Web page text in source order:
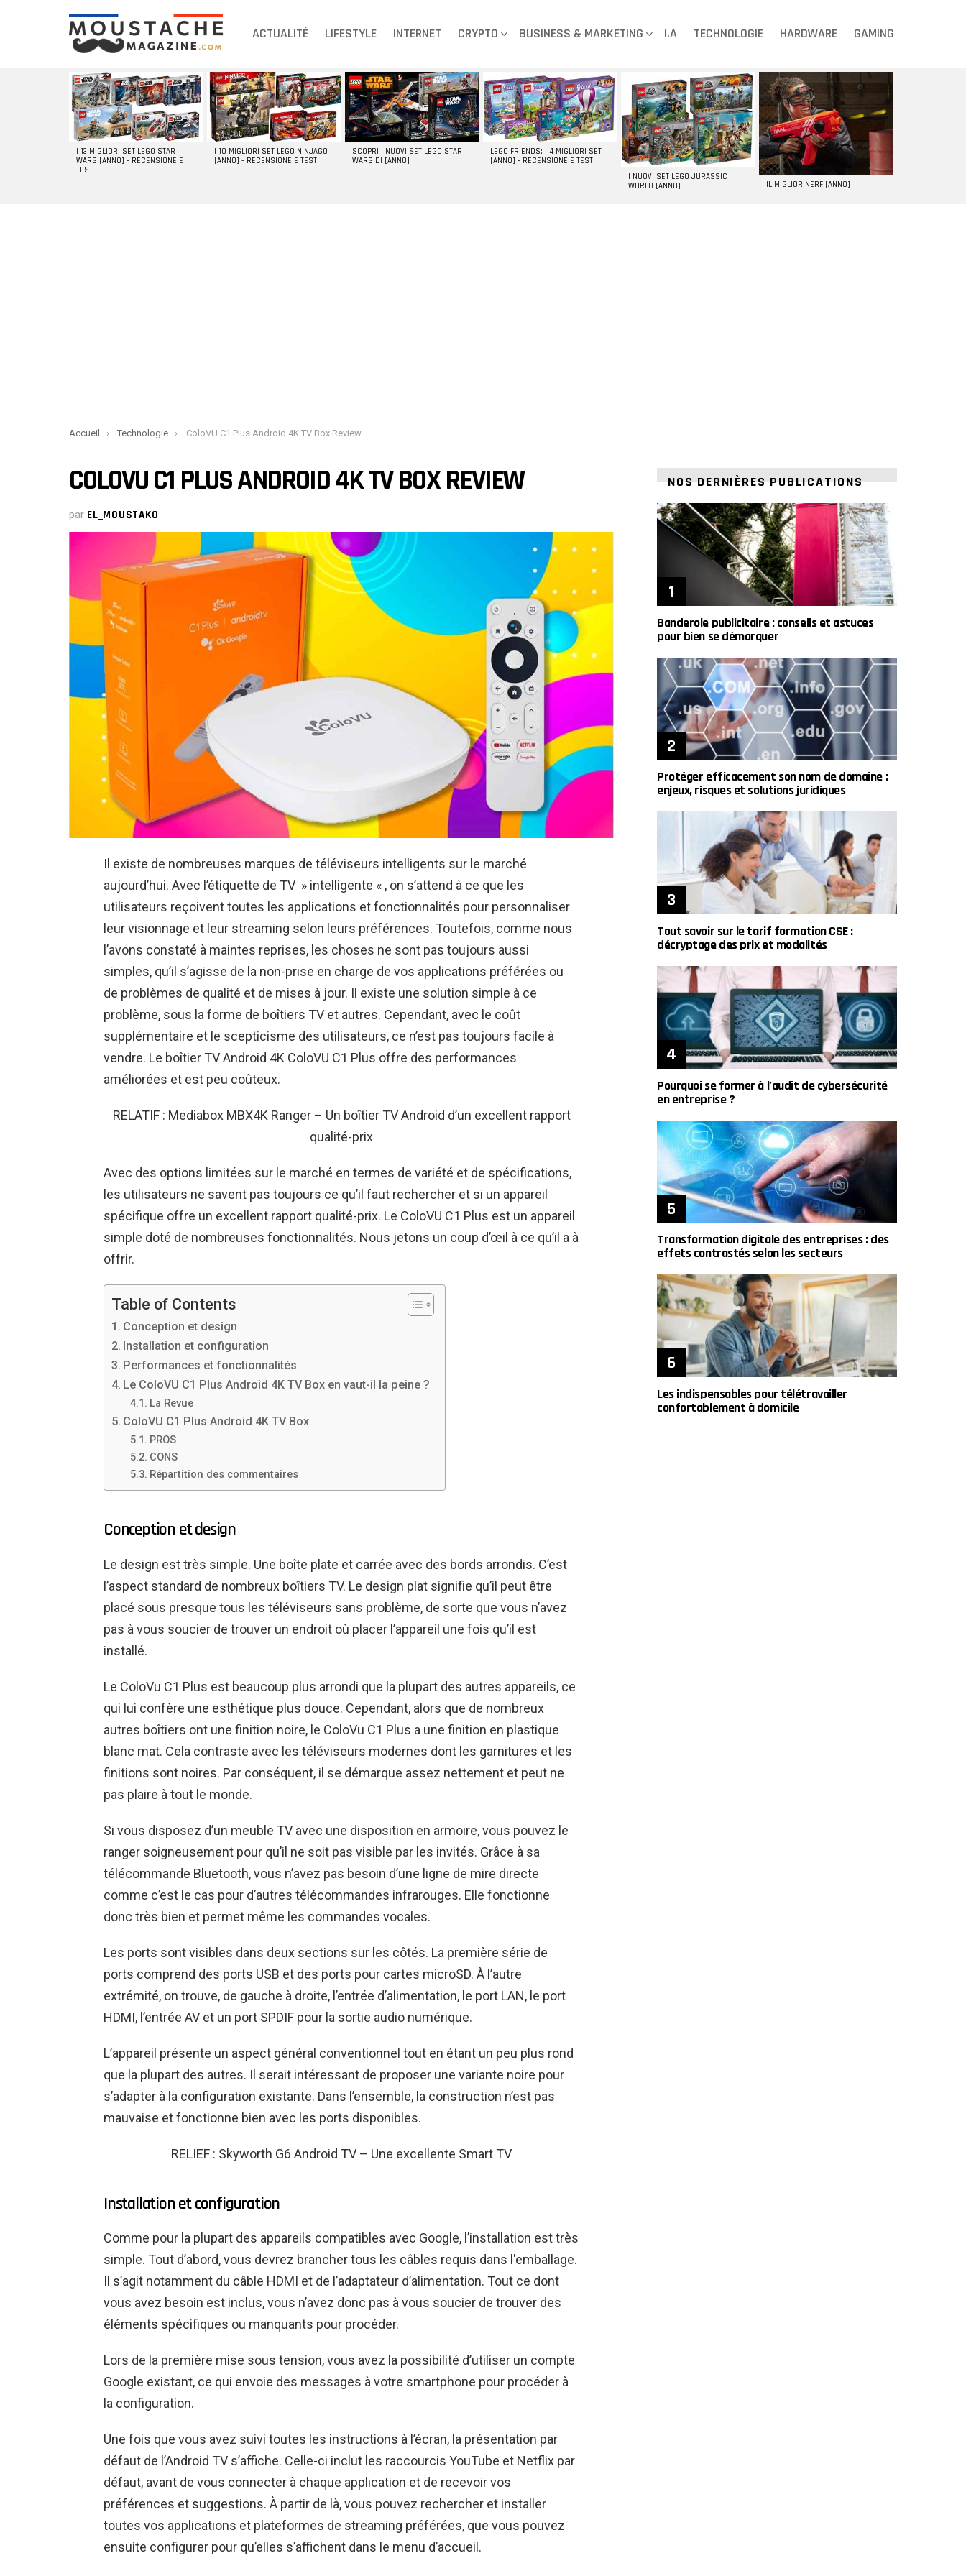
ACTUALITÉ LIFESTYLE INTERNET CRYPTO BUSINESS & MARKETING I.A TECHNOLOGIE HARDWARE GAMING
DERNIERS
ARTICLES
I 13 MIGLIORI SET LEGO STAR
WARS [ANNO] – RECENSIONE E
TEST
I 10 MIGLIORI SET LEGO NINJAGO
[ANNO] – RECENSIONE E TEST
SCOPRI I NUOVI SET LEGO STAR
WARS DI [ANNO]
LEGO FRIENDS: I 4 MIGLIORI SET
[ANNO] – RECENSIONE E TEST
I NUOVI SET LEGO JURASSIC
WORLD [ANNO]
IL MIGLIOR NERF [ANNO]
You are here:
Accueil Technologie ColoVU C1 Plus Android 4K TV Box Review
COLOVU C1 PLUS ANDROID 4K TV BOX REVIEW
par EL_MOUSTAKO
Il existe de nombreuses marques de téléviseurs intelligents sur le marché
aujourd’hui. Avec l’étiquette de TV » intelligente « , on s’attend à ce que les
utilisateurs reçoivent toutes les applications et fonctionnalités pour personnaliser
leur visionnage et leur streaming selon leurs préférences. Toutefois, comme nous
l’avons constaté à maintes reprises, les choses ne sont pas toujours aussi
simples, qu’il s’agisse de la non-prise en charge de vos applications préférées ou
de problèmes de qualité et de mises à jour. Il existe une solution simple à ce
problème, sous la forme de boîtiers TV et autres. Cependant, avec le coût
supplémentaire et le scepticisme des utilisateurs, ce n’est pas toujours facile à
vendre. Le boîtier TV Android 4K ColoVU C1 Plus offre des performances
améliorées et est peu coûteux.
RELATIF : Mediabox MBX4K Ranger – Un boîtier TV Android d’un excellent rapport
qualité-prix
Avec des options limitées sur le marché en termes de variété et de spécifications,
les utilisateurs ne savent pas toujours ce qu’il faut rechercher et si un appareil
spécifique offre un excellent rapport qualité-prix. Le ColoVU C1 Plus est un appareil
simple doté de nombreuses fonctionnalités. Nous jetons un coup d’œil à ce qu’il a à
offrir.
Table of Contents
Conception et design
Installation et configuration
Performances et fonctionnalités
Le ColoVU C1 Plus Android 4K TV Box en vaut-il la peine ?
La Revue
ColoVU C1 Plus Android 4K TV Box
PROS
CONS
Répartition des commentaires
Conception et design
Le design est très simple. Une boîte plate et carrée avec des bords arrondis. C’est
l’aspect standard de nombreux boîtiers TV. Le design plat signifie qu’il peut être
placé sous presque tous les téléviseurs sans problème, de sorte que vous n’avez
pas à vous soucier de trouver un endroit où placer l’appareil une fois qu’il est
installé.
Le ColoVu C1 Plus est beaucoup plus arrondi que la plupart des autres appareils, ce
qui lui confère une esthétique plus douce. Cependant, alors que de nombreux
autres boîtiers ont une finition noire, le ColoVu C1 Plus a une finition en plastique
blanc mat. Cela contraste avec les téléviseurs modernes dont les garnitures et les
finitions sont noires. Par conséquent, il se démarque assez nettement et peut ne
pas plaire à tout le monde.
Si vous disposez d’un meuble TV avec une disposition en armoire, vous pouvez le
ranger soigneusement pour qu’il ne soit pas visible par les invités. Grâce à sa
télécommande Bluetooth, vous n’avez pas besoin d’une ligne de mire directe
comme c’est le cas pour d’autres télécommandes infrarouges. Elle fonctionne
donc très bien et permet même les commandes vocales.
Les ports sont visibles dans deux sections sur les côtés. La première série de
ports comprend des ports USB et des ports pour cartes microSD. À l’autre
extrémité, on trouve, de gauche à droite, l’entrée d’alimentation, le port LAN, le port
HDMI, l’entrée AV et un port SPDIF pour la sortie audio numérique.
L’appareil présente un aspect général conventionnel tout en étant un peu plus rond
que la plupart des autres. Il serait intéressant de proposer une variante noire pour
s’adapter à la configuration existante. Dans l’ensemble, la construction n’est pas
mauvaise et fonctionne bien avec les ports disponibles.
RELIEF : Skyworth G6 Android TV – Une excellente Smart TV
Installation et configuration
Comme pour la plupart des appareils compatibles avec Google, l’installation est très
simple. Tout d’abord, vous devrez brancher tous les câbles requis dans l'emballage.
Il s’agit notamment du câble HDMI et de l’adaptateur d’alimentation. Tout ce dont
vous avez besoin est inclus, vous n’avez donc pas à vous soucier de trouver des
éléments spécifiques ou manquants pour procéder.
Lors de la première mise sous tension, vous avez la possibilité d’utiliser un compte
Google existant, ce qui envoie des messages à votre smartphone pour procéder à
la configuration.
Une fois que vous avez suivi toutes les instructions à l’écran, la présentation par
défaut de l’Android TV s’affiche. Celle-ci inclut les raccourcis YouTube et Netflix par
défaut, avant de vous connecter à chaque application et de recevoir vos
préférences et suggestions. À partir de là, vous pouvez rechercher et installer
toutes vos applications et plateformes de streaming préférées, que vous pouvez
ensuite configurer pour qu’elles s’affichent dans le menu d’accueil.
NOS DERNIÈRES PUBLICATIONS
Banderole publicitaire : conseils et astuces
pour bien se démarquer
Protéger efficacement son nom de domaine :
enjeux, risques et solutions juridiques
Tout savoir sur le tarif formation CSE :
décryptage des prix et modalités
Pourquoi se former à l’audit de cybersécurité
en entreprise ?
Transformation digitale des entreprises : des
effets contrastés selon les secteurs
Les indispensables pour télétravailler
confortablement à domicile